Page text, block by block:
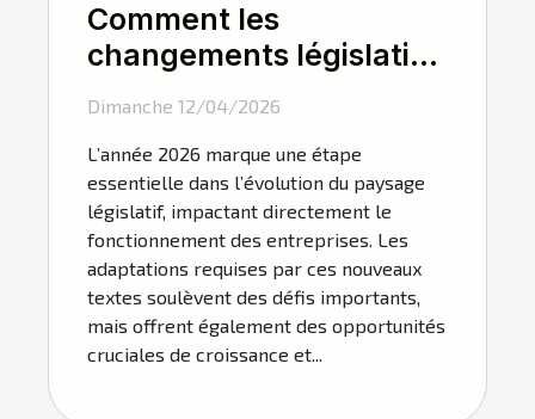
Comment les
changements législatifs
de 2026 influencent-ils
les entreprises ?
Dimanche 12/04/2026
L’année 2026 marque une étape
essentielle dans l’évolution du paysage
législatif, impactant directement le
fonctionnement des entreprises. Les
adaptations requises par ces nouveaux
textes soulèvent des défis importants,
mais offrent également des opportunités
cruciales de croissance et...